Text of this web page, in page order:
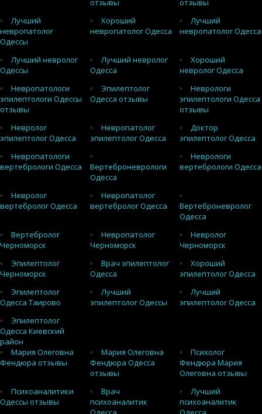
отзывы
отзывы
Лучший
невропатолог
Одессы
Хороший
невропатолог Одесса
Лучший
невропатолог Одесса
Лучший невролог
Одессы
Лучший невролог
Одесса
Хороший
невролог Одесса
Невропатологи
эпилептологи Одессы
отзывы
Эпилептолог
Одесса отзывы
Неврологи
эпилептологи Одесса
отзывы
Невролог
эпилептолог Одесса
Невропатолог
эпилептолог Одесса
Доктор
эпилептолог Одесса
Невропатологи
вертебрологи Одесса
Вертеброневрологи
Одесса
Неврологи
вертебрологи Одесса
Невролог
вертебролог Одесса
Невропатолог
вертебролог Одесса
Вертеброневролог
Одесса
Вертебролог
Черноморск
Невропатолог
Черноморск
Невролог
Черноморск
Эпилептолог
Черноморск
Врач эпилептолог
Одесса
Хороший
эпилептолог Одесса
Эпилептолог
Одесса Таирово
Лучший
эпилептолог Одессы
Лучший
эпилептолог Одесса
Эпилептолог
Одесса Киевский
район
Мария Олеговна
Фендюра отзывы
Мария Олеговна
Фендюра Одесса
отзывы
Психолог
Фендюра Мария
Олеговна отзывы
Психоаналитики
Одессы отзывы
Врач
психоаналитик
Лучший
психоаналитик